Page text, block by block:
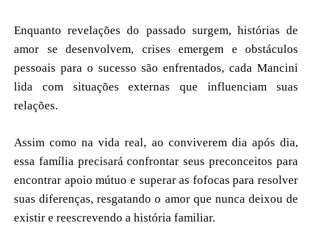
Enquanto revelações do passado surgem, histórias de
amor se desenvolvem, crises emergem e obstáculos
pessoais para o sucesso são enfrentados, cada Mancini
lida com situações externas que influenciam suas
relações.
Assim como na vida real, ao conviverem dia após dia,
essa família precisará confrontar seus preconceitos para
encontrar apoio mútuo e superar as fofocas para resolver
suas diferenças, resgatando o amor que nunca deixou de
existir e reescrevendo a história familiar.